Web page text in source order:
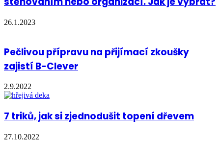
26.1.2023
Pečlivou přípravu na přijímací zkoušky
zajistí B-Clever
2.9.2022
7 triků, jak si zjednodušit topení dřevem
27.10.2022